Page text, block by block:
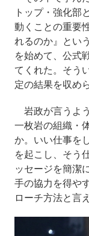
トップ・強化部
動くことの重要
れるのか』とい
を始めて、公式
てくれた。そう
定の結果を収め
岩政が言うよ
一枚岩の組織・
か。いい仕事を
を起こし、そう
ッセージを簡潔
手の協力を得や
ローチ方法と言